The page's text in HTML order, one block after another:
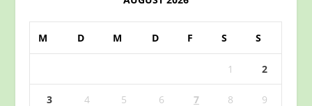
M D M D F S S
1 2
3 4 5 6 7 8 9